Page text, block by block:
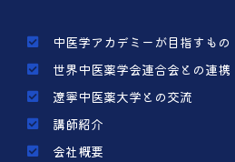
中医学アカデミーが目指すもの
世界中医薬学会連合会との連携
遼寧中医薬大学との交流
講師紹介
会社概要